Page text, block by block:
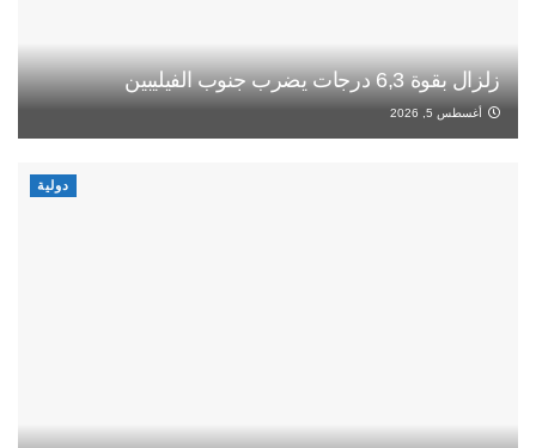
زلزال بقوة 6,3 درجات يضرب جنوب الفيليبين
أغسطس 5, 2026
دولية